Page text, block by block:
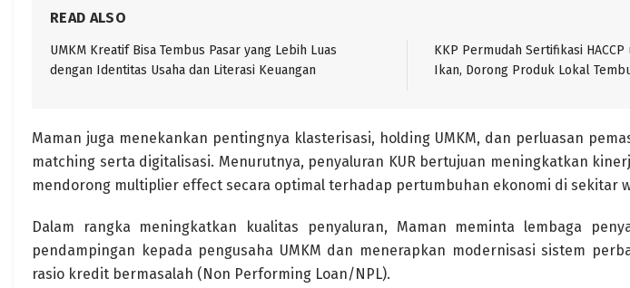
READ ALSO
UMKM Kreatif Bisa Tembus Pasar yang Lebih Luas
dengan Identitas Usaha dan Literasi Keuangan
KKP Permudah Sertifikasi
Ikan, Dorong Produk Lokal
Maman juga menekankan pentingnya klasterisasi, holding UMKM, dan perluasan
matching serta digitalisasi. Menurutnya, penyaluran KUR bertujuan meningkatkan
mendorong multiplier effect secara optimal terhadap pertumbuhan ekonomi di sekitar
Dalam rangka meningkatkan kualitas penyaluran, Maman meminta lembaga
pendampingan kepada pengusaha UMKM dan menerapkan modernisasi sistem
rasio kredit bermasalah (Non Performing Loan/NPL).